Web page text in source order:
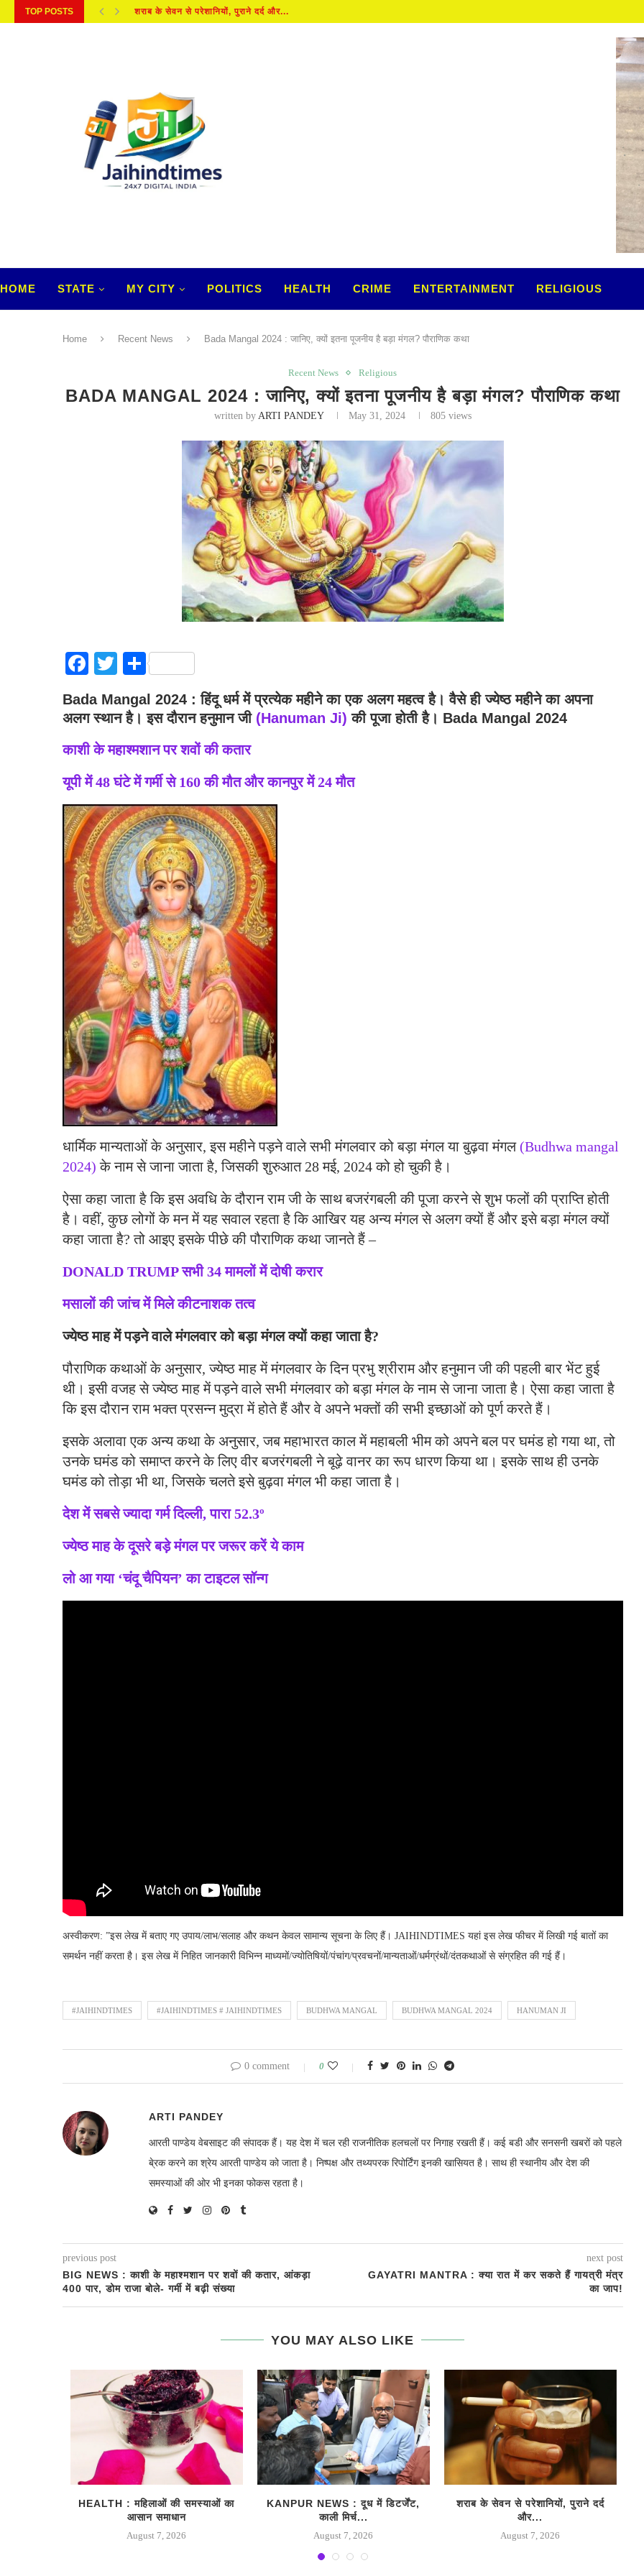
TOP POSTS शराब के सेवन से परेशानियों, पुराने दर्द और...
HOME STATE MY CITY POLITICS HEALTH CRIME ENTERTAINMENT RELIGIOUS
Home Recent News Bada Mangal 2024 : जानिए, क्यों इतना पूजनीय है बड़ा मंगल? पौराणिक कथा
Recent News Religious
BADA MANGAL 2024 : जानिए, क्यों इतना पूजनीय है बड़ा मंगल? पौराणिक कथा
written by ARTI PANDEY May 31, 2024 805views
Facebook
Twitter
Share
Bada Mangal 2024 : हिंदू धर्म में प्रत्येक महीने का एक अलग महत्व है। वैसे ही ज्येष्ठ महीने का अपना
अलग स्थान है। इस दौरान हनुमान जी(Hanuman Ji) की पूजा होती है। Bada Mangal 2024
काशी के महाश्मशान पर शवों की कतार
यूपी में 48 घंटे में गर्मी से 160 की मौत और कानपुर में 24 मौत
धार्मिक मान्यताओं के अनुसार, इस महीने पड़ने वाले सभी मंगलवार को बड़ा मंगल या बुढ़वा मंगल (Budhwa mangal
2024)के नाम से जाना जाता है, जिसकी शुरुआत 28 मई, 2024 को हो चुकी है।
ऐसा कहा जाता है कि इस अवधि के दौरान राम जी के साथ बजरंगबली की पूजा करने से शुभ फलों की प्राप्ति होती
है। वहीं, कुछ लोगों के मन में यह सवाल रहता है कि आखिर यह अन्य मंगल से अलग क्यों हैं और इसे बड़ा मंगल क्यों
कहा जाता है? तो आइए इसके पीछे की पौराणिक कथा जानते हैं –
DONALD TRUMP सभी 34 मामलों में दोषी करार
मसालों की जांच में मिले कीटनाशक तत्व
ज्येष्ठ माह में पड़ने वाले मंगलवार को बड़ा मंगल क्यों कहा जाता है?
पौराणिक कथाओं के अनुसार, ज्येष्ठ माह में मंगलवार के दिन प्रभु श्रीराम और हनुमान जी की पहली बार भेंट हुई
थी। इसी वजह से ज्येष्ठ माह में पड़ने वाले सभी मंगलवार को बड़ा मंगल के नाम से जाना जाता है। ऐसा कहा जाता है
कि इस दौरान राम भक्त प्रसन्न मुद्रा में होते हैं और वे अपने भक्तों की सभी इच्छाओं को पूर्ण करते हैं।
इसके अलावा एक अन्य कथा के अनुसार, जब महाभारत काल में महाबली भीम को अपने बल पर घमंड हो गया था, तो
उनके घमंड को समाप्त करने के लिए वीर बजरंगबली ने बूढ़े वानर का रूप धारण किया था। इसके साथ ही उनके
घमंड को तोड़ा भी था, जिसके चलते इसे बुढ़वा मंगल भी कहा जाता है।
देश में सबसे ज्यादा गर्म दिल्ली, पारा 52.3º
ज्येष्ठ माह के दूसरे बड़े मंगल पर जरूर करें ये काम
लो आ गया ‘चंदू चैपियन’ का टाइटल सॉन्ग
अस्वीकरण: ”इस लेख में बताए गए उपाय/लाभ/सलाह और कथन केवल सामान्य सूचना के लिए हैं। JAIHINDTIMES यहां इस लेख फीचर में लिखी गई बातों का
समर्थन नहीं करता है। इस लेख में निहित जानकारी विभिन्न माध्यमों/ज्योतिषियों/पंचांग/प्रवचनों/मान्यताओं/धर्मग्रंथों/दंतकथाओं से संग्रहित की गई हैं।
#JAIHINDTIMES #JAIHINDTIMES # JAIHINDTIMES BUDHWA MANGAL BUDHWA MANGAL 2024 HANUMAN JI
0 comment 0
ARTI PANDEY
आरती पाण्डेय वेबसाइट की संपादक हैं। यह देश में चल रही राजनीतिक हलचलों पर निगाह रखती हैं। कई बडी और सनसनी खबरों को पहले
बे्रक करने का श्रेय आरती पाण्डेय को जाता है। निष्पक्ष और तथ्यपरक रिपोर्टिंग इनकी खासियत है। साथ ही स्थानीय और देश की
समस्याओं की ओर भी इनका फोकस रहता है।
previous post
BIG NEWS : काशी के महाश्मशान पर शवों की कतार, आंकड़ा
400 पार, डोम राजा बोले- गर्मी में बढ़ी संख्या
next post
GAYATRI MANTRA : क्या रात में कर सकते हैं गायत्री मंत्र
का जाप!
YOU MAY ALSO LIKE
HEALTH : महिलाओं की समस्‍याओं का
आसान समाधान
August 7, 2026
KANPUR NEWS : दूध में डिटर्जेंट,
काली मिर्च...
August 7, 2026
शराब के सेवन से परेशानियों, पुराने दर्द
और...
August 7, 2026